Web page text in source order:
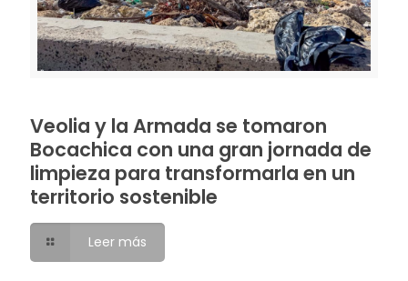
Veolia y la Armada se tomaron
Bocachica con una gran jornada de
limpieza para transformarla en un
territorio sostenible
Leer más